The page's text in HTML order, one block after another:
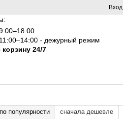
Вход
11:00–14:00 - дежурный режим
24/7
по популярности сначала дешевле